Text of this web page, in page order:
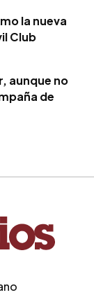
la nueva
Club
aunque no
de